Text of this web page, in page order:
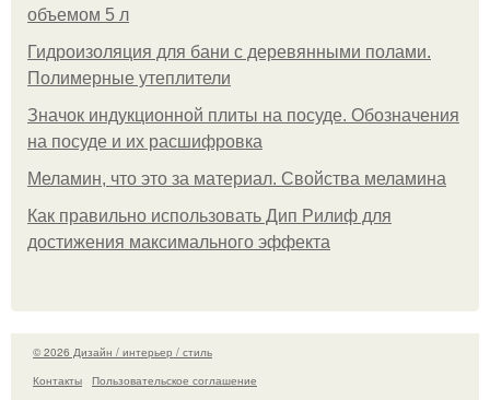
объемом 5 л
Гидроизоляция для бани с деревянными полами.
Полимерные утеплители
Значок индукционной плиты на посуде. Обозначения
на посуде и их расшифровка
Меламин, что это за материал. Свойства меламина
Как правильно использовать Дип Рилиф для
достижения максимального эффекта
© 2026 Дизайн / интерьер / стиль
Контакты
Пользовательское соглашение